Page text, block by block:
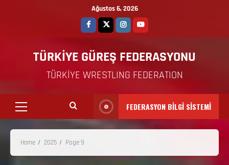
Ağustos 6, 2026
TÜRKİYE GÜREŞ FEDERASYONU
TÜRKİYE WRESTLING FEDERATION
FEDERASYON BİLGİ SİSTEMİ
Home 2025 Page 9